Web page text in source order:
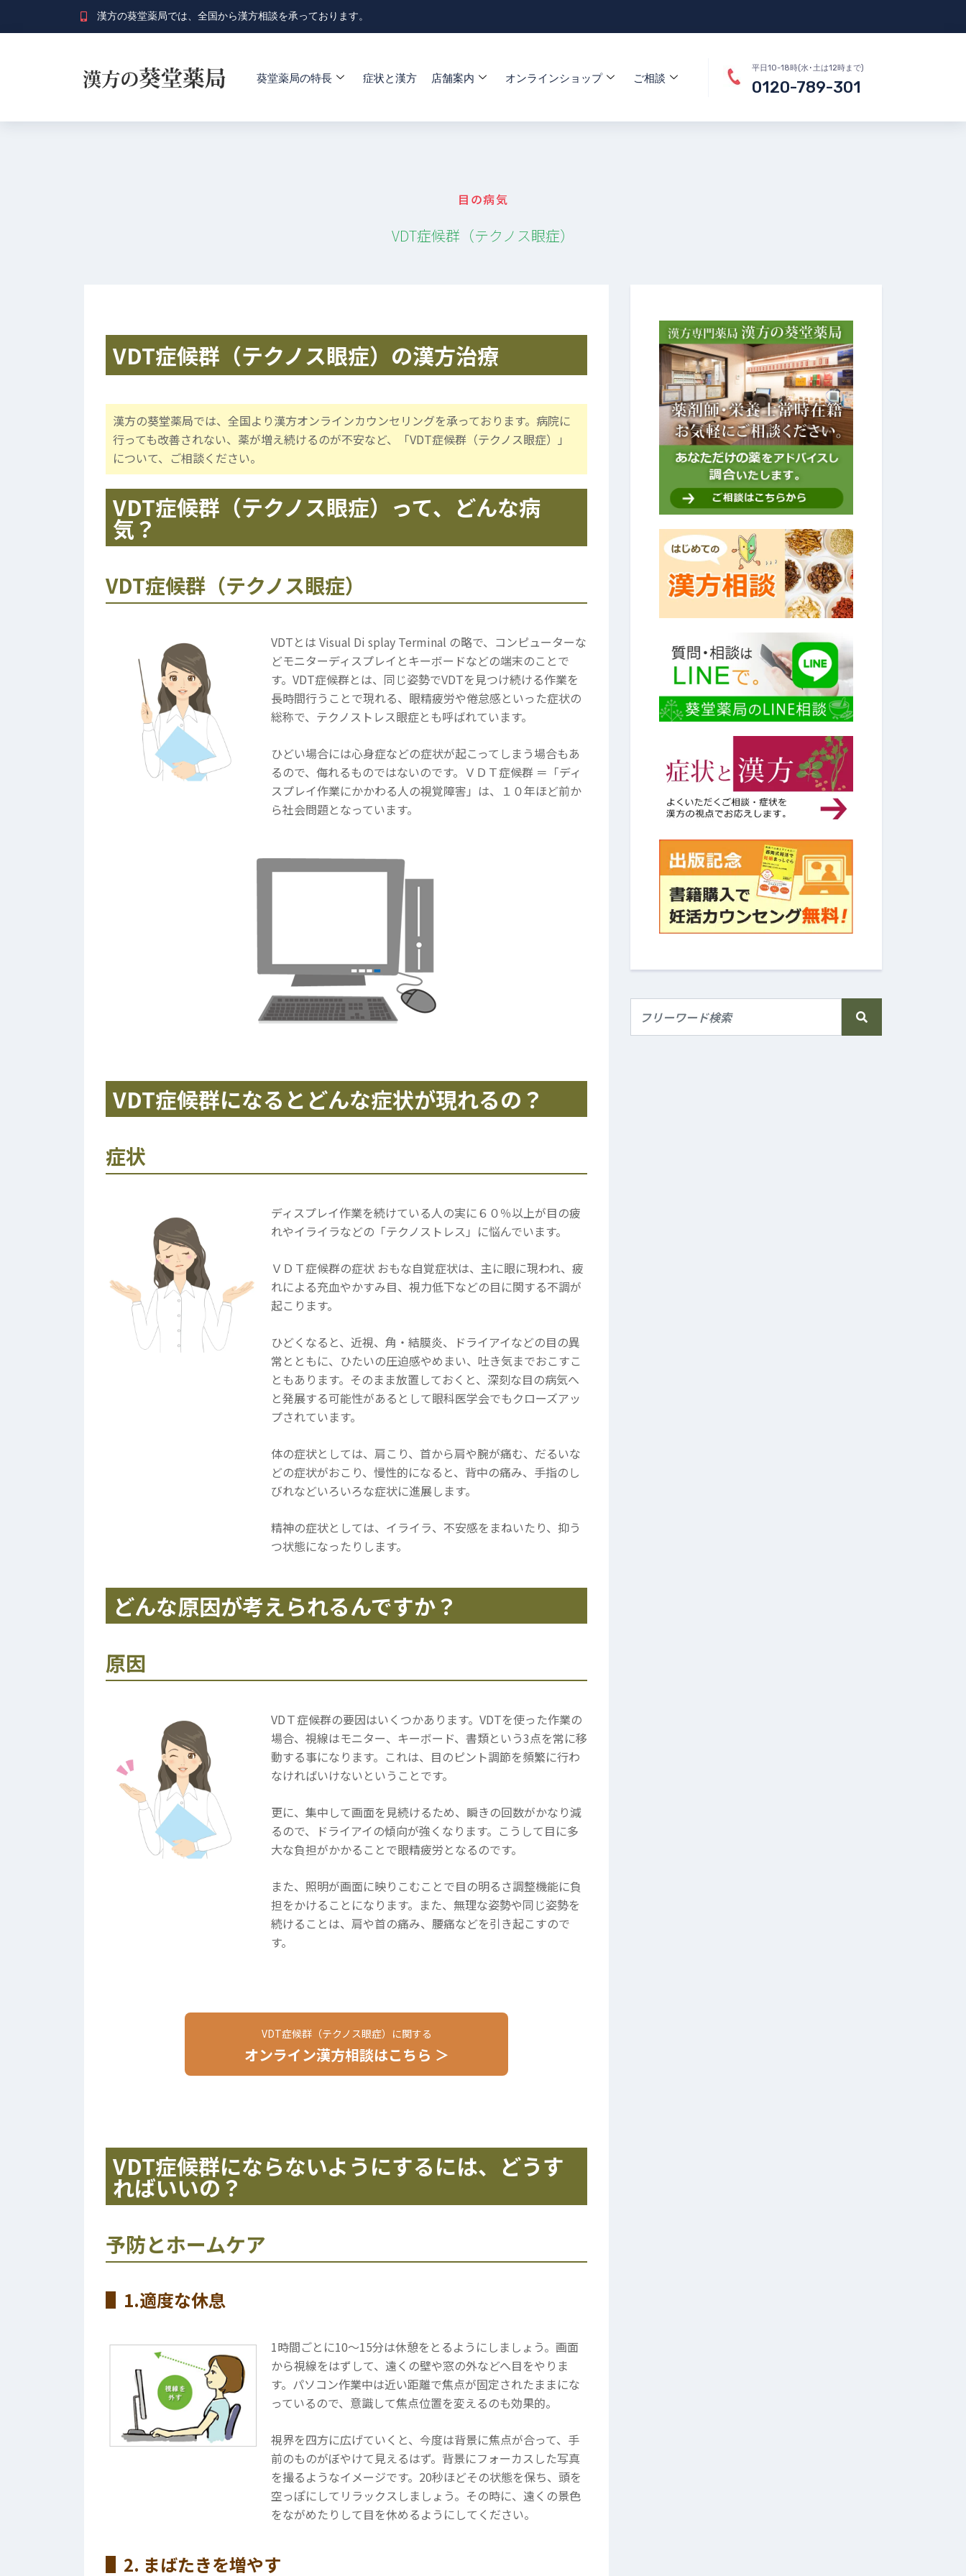
漢方の葵堂薬局では、全国から漢方相談を承っております。
葵堂薬局の特長 症状と漢方 店舗案内 オンラインショップ ご相談
平日10-18時(水･土は12時まで)
0120-789-301
目の病気
VDT症候群（テクノス眼症）
VDT症候群（テクノス眼症）の漢方治療
漢方の葵堂薬局では、全国より漢方オンラインカウンセリングを承っております。病院に
行っても改善されない、薬が増え続けるのが不安など、「VDT症候群（テクノス眼症）」
について、ご相談ください。
VDT症候群（テクノス眼症）って、どんな病
気？
VDT症候群（テクノス眼症）
VDTとは Visual Di splay Terminal の略で、コンピューターな
どモニターディスプレイとキーボードなどの端末のことで
す。VDT症候群とは、同じ姿勢でVDTを見つけ続ける作業を
長時間行うことで現れる、眼精疲労や倦怠感といった症状の
総称で、テクノストレス眼症とも呼ばれています。
ひどい場合には心身症などの症状が起こってしまう場合もあ
るので、侮れるものではないのです。ＶＤＴ症候群 ＝「ディ
スプレイ作業にかかわる人の視覚障害」は、１０年ほど前か
ら社会問題となっています。
VDT症候群になるとどんな症状が現れるの？
症状
ディスプレイ作業を続けている人の実に６０％以上が目の疲
れやイライラなどの「テクノストレス」に悩んでいます。
ＶＤＴ症候群の症状 おもな自覚症状は、主に眼に現われ、疲
れによる充血やかすみ目、視力低下などの目に関する不調が
起こります。
ひどくなると、近視、角・結膜炎、ドライアイなどの目の異
常とともに、ひたいの圧迫感やめまい、吐き気までおこすこ
ともあります。そのまま放置しておくと、深刻な目の病気へ
と発展する可能性があるとして眼科医学会でもクローズアッ
プされています。
体の症状としては、肩こり、首から肩や腕が痛む、だるいな
どの症状がおこり、慢性的になると、背中の痛み、手指のし
びれなどいろいろな症状に進展します。
精神の症状としては、イライラ、不安感をまねいたり、抑う
つ状態になったりします。
どんな原因が考えられるんですか？
原因
VDＴ症候群の要因はいくつかあります。VDTを使った作業の
場合、視線はモニター、キーボード、書類という3点を常に移
動する事になります。これは、目のピント調節を頻繁に行わ
なければいけないということです。
更に、集中して画面を見続けるため、瞬きの回数がかなり減
るので、ドライアイの傾向が強くなります。こうして目に多
大な負担がかかることで眼精疲労となるのです。
また、照明が画面に映りこむことで目の明るさ調整機能に負
担をかけることになります。また、無理な姿勢や同じ姿勢を
続けることは、肩や首の痛み、腰痛などを引き起こすので
す。
VDT症候群（テクノス眼症）に関する
オンライン漢方相談はこちら ＞
VDT症候群にならないようにするには、どうす
ればいいの？
予防とホームケア
1.適度な休息
1時間ごとに10～15分は休憩をとるようにしましょう。画面
から視線をはずして、遠くの壁や窓の外などへ目をやりま
す。パソコン作業中は近い距離で焦点が固定されたままにな
っているので、意識して焦点位置を変えるのも効果的。
視界を四方に広げていくと、今度は背景に焦点が合って、手
前のものがぼやけて見えるはず。背景にフォーカスした写真
を撮るようなイメージです。20秒ほどその状態を保ち、頭を
空っぽにしてリラックスしましょう。その時に、遠くの景色
をながめたりして目を休めるようにしてください。
2. まばたきを増やす